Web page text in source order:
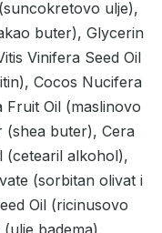
ulje),
buter), Glycerin
Vinifera Seed Oil
Cocos Nucifera
Fruit Oil (maslinovo
(shea buter), Cera
(cetearil alkohol),
(sorbitan olivat i
Oil (ricinusovo
badema),